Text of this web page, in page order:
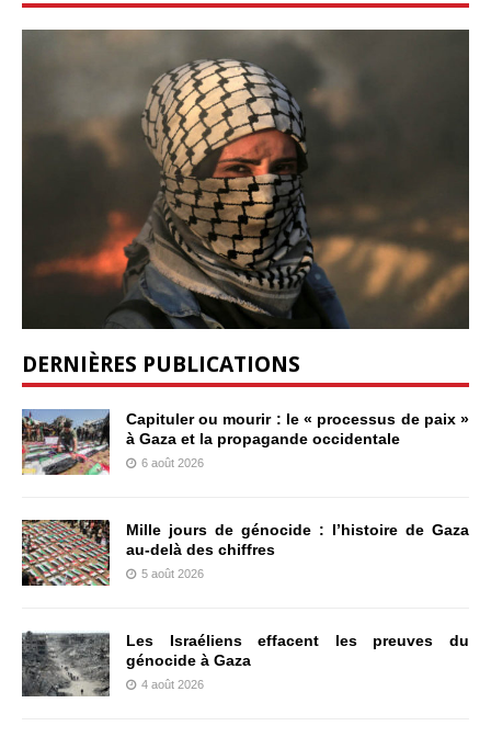
DERNIÈRES PUBLICATIONS
Capituler ou mourir : le « processus de paix »
à Gaza et la propagande occidentale
6 août 2026
Mille jours de génocide : l’histoire de Gaza
au-delà des chiffres
5 août 2026
Les Israéliens effacent les preuves du
génocide à Gaza
4 août 2026